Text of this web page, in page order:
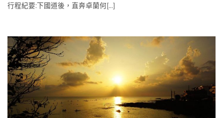
行程紀要:下國道後，直奔卓蘭何[...]